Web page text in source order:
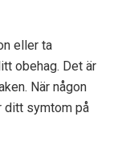
eller ta
obehag. Det är
När någon
ditt symtom på